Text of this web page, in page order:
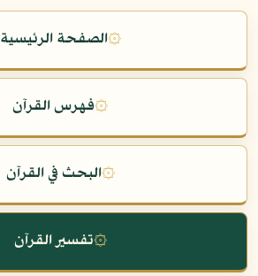
۞الصفحة الرئيسية
۞فهرس القرآن
۞البحث في القرآن
۞تفسير القرآن